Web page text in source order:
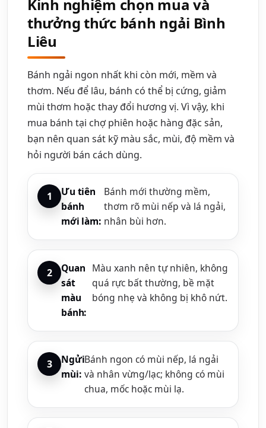
Kinh nghiệm chọn mua và
thưởng thức bánh ngải Bình
Liêu
Bánh ngải ngon nhất khi còn mới, mềm và
thơm. Nếu để lâu, bánh có thể bị cứng, giảm
mùi thơm hoặc thay đổi hương vị. Vì vậy, khi
mua bánh tại chợ phiên hoặc hàng đặc sản,
bạn nên quan sát kỹ màu sắc, mùi, độ mềm và
hỏi người bán cách dùng.
Ưu tiên
bánh
mới làm:
Bánh mới thường mềm,
thơm rõ mùi nếp và lá ngải,
nhân bùi hơn.
Quan
sát
màu
bánh:
Màu xanh nên tự nhiên, không
quá rực bất thường, bề mặt
bóng nhẹ và không bị khô nứt.
Ngửi
mùi:
Bánh ngon có mùi nếp, lá ngải
và nhân vừng/lạc; không có mùi
chua, mốc hoặc mùi lạ.